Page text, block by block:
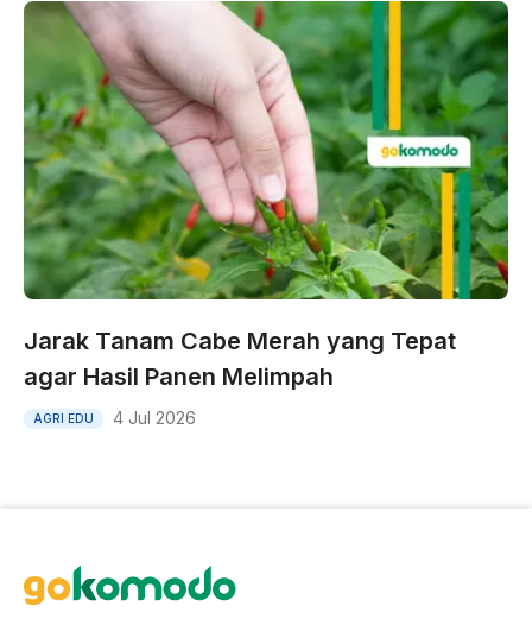
Jarak Tanam Cabe Merah yang Tepat
agar Hasil Panen Melimpah
AGRI EDU 4 Jul 2026